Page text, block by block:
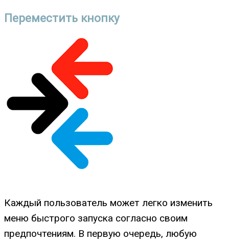
Переместить кнопку
Каждый пользователь может легко изменить
меню быстрого запуска согласно своим
предпочтениям. В первую очередь, любую